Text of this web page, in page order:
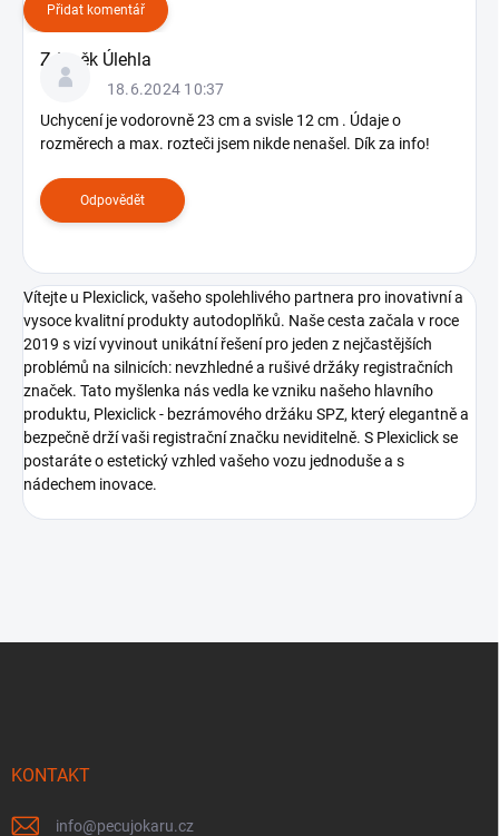
Přidat komentář
u
z
í
Zdeněk Úlehla
18.6.2024 10:37
Uchycení je vodorovně 23 cm a svisle 12 cm . Údaje o
rozměrech a max. rozteči jsem nikde nenašel. Dík za info!
Odpovědět
Vítejte u Plexiclick, vašeho spolehlivého partnera pro inovativní a
vysoce kvalitní produkty autodoplňků. Naše cesta začala v roce
2019 s vizí vyvinout unikátní řešení pro jeden z nejčastějších
problémů na silnicích: nevzhledné a rušivé držáky registračních
značek. Tato myšlenka nás vedla ke vzniku našeho hlavního
produktu, Plexiclick - bezrámového držáku SPZ, který elegantně a
bezpečně drží vaši registrační značku neviditelně. S Plexiclick se
postaráte o estetický vzhled vašeho vozu jednoduše a s
nádechem inovace.
KONTAKT
info@pecujokaru.cz